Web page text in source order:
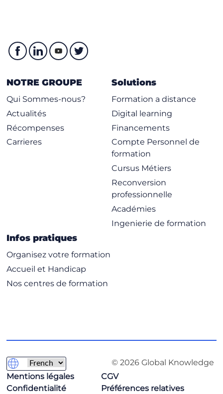
NOTRE GROUPE
Qui Sommes-nous?
Actualités
Récompenses
Carrieres
Solutions
Formation a distance
Digital learning
Financements
Compte Personnel de
formation
Cursus Métiers
Reconversion
professionnelle
Académies
Ingenierie de formation
Infos pratiques
Organisez votre formation
Accueil et Handicap
Nos centres de formation
© 2026 Global Knowledge
Mentions légales
CGV
Confidentialité
Préférences relatives